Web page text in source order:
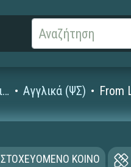
Ξένες Γλώσσες - Αγγλικά Αγγλικά (ΨΣ) From
ΣΤΟΧΕΥΟΜΕΝΟ ΚΟΙΝΟ